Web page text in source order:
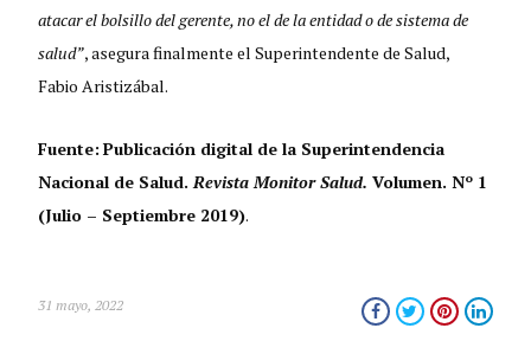
atacar el bolsillo del gerente, no el de la entidad o de sistema de
salud”, asegura finalmente el Superintendente de Salud,
Fabio Aristizábal.
Fuente: Publicación digital de la Superintendencia
Nacional de Salud.Revista Monitor Salud.Volumen. Nº 1
(Julio – Septiembre 2019).
31 mayo, 2022